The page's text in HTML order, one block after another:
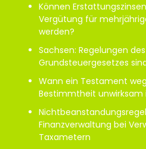
Können
Vergütung für
werden?
Sachsen: Regelungen
Grundsteuergesetzes
Wann ein Testament
Bestimmtheit unwirksam
Finanzverwaltung bei
Taxametern